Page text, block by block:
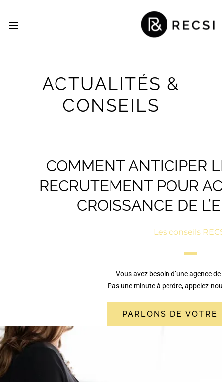
ACTUALITÉS &
CONSEILS
COMMENT ANTICIPER
RECRUTEMENT POUR
CROISSANCE DE
Les conseils
Vous avez besoin d’une agence
Pas une minute à perdre, appelez-
PARLONS DE VOTRE